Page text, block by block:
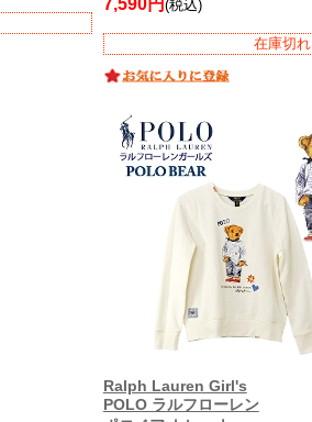
7,590円 (税込)
在庫切れ
Ralph Lauren Girl's
POLO ラルフローレン